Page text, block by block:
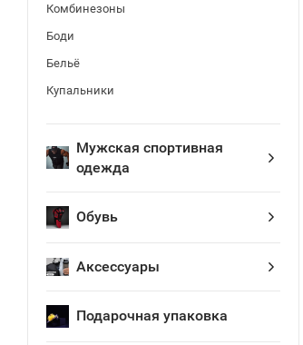
Комбинезоны
Боди
Бельё
Купальники
Мужская спортивная
одежда
Обувь
Аксессуары
Подарочная упаковка